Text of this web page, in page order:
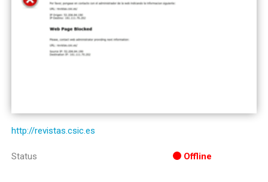
http://revistas.csic.es
Status Offline